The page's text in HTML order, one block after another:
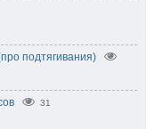
подтягивания)
31